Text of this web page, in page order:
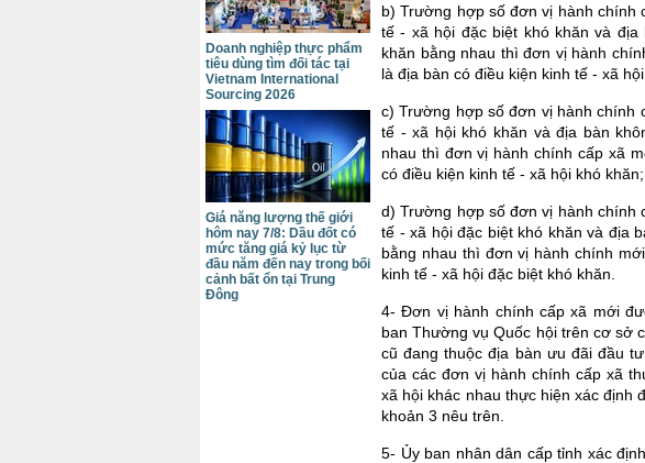
b) Trường hợp số đơn vị hành chính
tế - xã hội đặc biệt khó khăn và
khăn bằng nhau thì đơn vị hành
là địa bàn có điều kiện kinh tế - xã
c) Trường hợp số đơn vị hành chính
tế - xã hội khó khăn và địa bàn
nhau thì đơn vị hành chính cấp xã
có điều kiện kinh tế - xã hội khó khăn;
d) Trường hợp số đơn vị hành chính
tế - xã hội đặc biệt khó khăn và địa
bằng nhau thì đơn vị hành chính
kinh tế - xã hội đặc biệt khó khăn.
4- Đơn vị hành chính cấp xã mới
ban Thường vụ Quốc hội trên cơ sở
cũ đang thuộc địa bàn ưu đãi đầu
của các đơn vị hành chính cấp xã
xã hội khác nhau thực hiện xác định
khoản 3 nêu trên.
5- Ủy ban nhân dân cấp tỉnh xác
Doanh nghiệp thực phẩm
tiêu dùng tìm đối tác tại
Vietnam International
Sourcing 2026
Giá năng lượng thế giới
hôm nay 7/8: Dầu đốt có
mức tăng giá kỷ lục từ
đầu năm đến nay trong bối
cảnh bất ổn tại Trung
Đông